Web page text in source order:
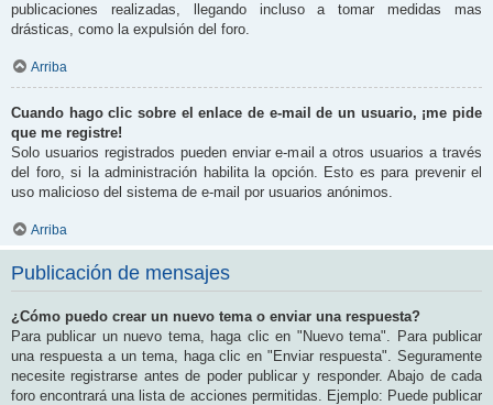
publicaciones realizadas, llegando incluso a tomar medidas mas
drásticas, como la expulsión del foro.
Arriba
Cuando hago clic sobre el enlace de e-mail de un usuario, ¡me pide
que me registre!
Solo usuarios registrados pueden enviar e-mail a otros usuarios a través
del foro, si la administración habilita la opción. Esto es para prevenir el
uso malicioso del sistema de e-mail por usuarios anónimos.
Arriba
Publicación de mensajes
¿Cómo puedo crear un nuevo tema o enviar una respuesta?
Para publicar un nuevo tema, haga clic en "Nuevo tema". Para publicar
una respuesta a un tema, haga clic en "Enviar respuesta". Seguramente
necesite registrarse antes de poder publicar y responder. Abajo de cada
foro encontrará una lista de acciones permitidas. Ejemplo: Puede publicar